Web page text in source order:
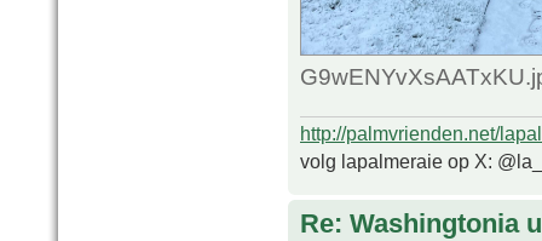
http://palmvrienden.net/
volg lapalmeraie op X:
Re: Washingtonia